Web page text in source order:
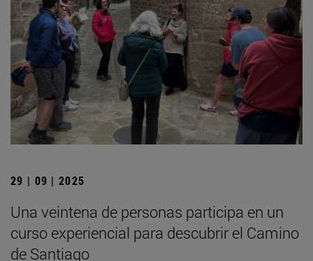
29 | 09 | 2025
Una veintena de personas participa en un
curso experiencial para descubrir el Camino
de Santiago